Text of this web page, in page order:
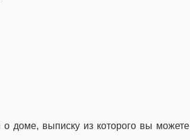
доме, выписку из которого вы можете